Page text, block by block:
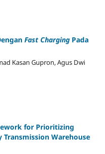
Fast Charging Pada
Kasan Gupron, Agus Dwi
for Prioritizing
Warehouse